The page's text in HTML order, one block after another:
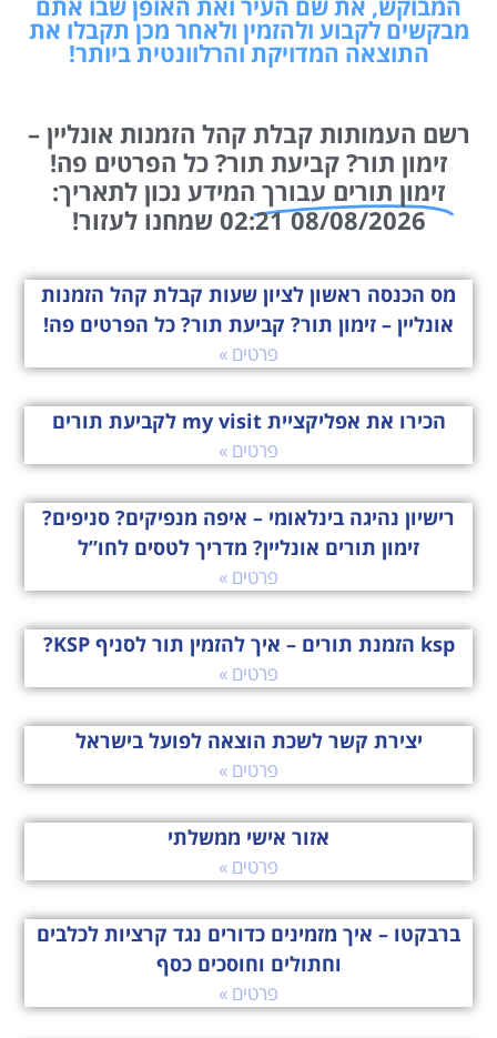
המבוקש, את שם העיר ואת האופן שבו אתם
מבקשים לקבוע ולהזמין ולאחר מכן תקבלו את
התוצאה המדויקת והרלוונטית ביותר!
רשם העמותות קבלת קהל הזמנות אונליין –
זימון תור? קביעת תור? כל הפרטים פה!
זימון תורים עבורך המידע נכון לתאריך:
08/08/2026 02:21 שמחנו לעזור!
מס הכנסה ראשון לציון שעות קבלת קהל הזמנות
אונליין – זימון תור? קביעת תור? כל הפרטים פה!
פרטים »
הכירו את אפליקציית my visit לקביעת תורים
פרטים »
רישיון נהיגה בינלאומי – איפה מנפיקים? סניפים?
זימון תורים אונליין? מדריך לטסים לחו”ל
פרטים »
ksp הזמנת תורים – איך להזמין תור לסניף KSP?
פרטים »
יצירת קשר לשכת הוצאה לפועל בישראל
פרטים »
אזור אישי ממשלתי
פרטים »
ברבקטו – איך מזמינים כדורים נגד קרציות לכלבים
וחתולים וחוסכים כסף
פרטים »